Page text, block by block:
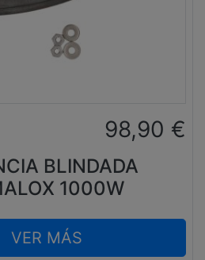
98,90 €
BLINDADA
1000W
VER MÁS